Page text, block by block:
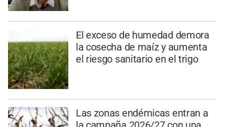
El exceso de humedad demora
la cosecha de maíz y aumenta
el riesgo sanitario en el trigo
Las zonas endémicas entran a